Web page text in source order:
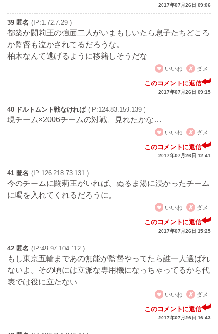
2017年07月26日 09:06
39 匿名 (IP:1.72.7.29 )
都築か闘莉王の強面二人がいまもしいたら息子たちどころ
か監督も泣かされてるだろうな。
柏木なんて逃げるように移籍しそうだな
いいね
ダメ
このコメントに返信
2017年07月26日 09:15
40 ドルトムント戦なければ (IP:124.83.159.139 )
現チーム×2006チームの対戦、見れたかな…
いいね
ダメ
このコメントに返信
2017年07月26日 12:41
41 匿名 (IP:126.218.73.131 )
今のチームに闘莉王がいれば、ぬるま湯に浸かったチーム
に喝を入れてくれるだろうに。
いいね
ダメ
このコメントに返信
2017年07月26日 15:25
42 匿名 (IP:49.97.104.112 )
もし東京五輪まであの無能が監督やってたら誰一人選ばれ
ないよ。その頃には立派な専用機になっちゃってるから代
表では役に立たない
いいね
ダメ
このコメントに返信
2017年07月26日 16:43